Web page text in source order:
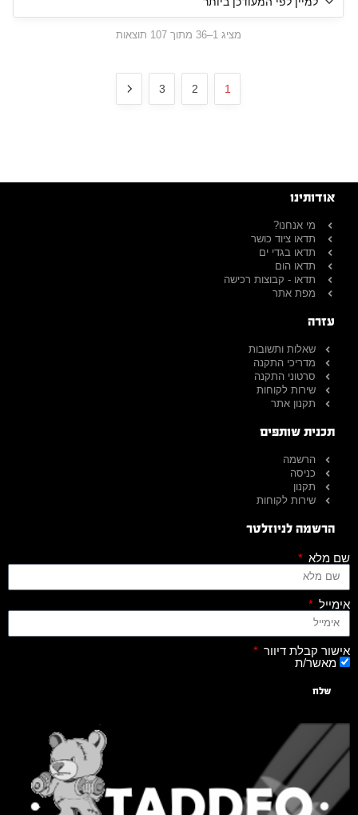
מציג 1–36 מתוך 107 תוצאות
1
2
3
אודותינו
מי אנחנו?
תדאו ציוד כושר
תדאו בגדי ים
תדאו הום
תדאו - קבוצות רכישה
מפת אתר
עזרה
שאלות ותשובות
מדריכי התקנה
סרטוני התקנה
שירות לקוחות
תקנון אתר
תכנית שותפים
הרשמה
כניסה
תקנון
שירות לקוחות
הרשמה לניוזלטר
שם מלא
אימייל
אישור קבלת דיוור
מאשר/ת
שלח